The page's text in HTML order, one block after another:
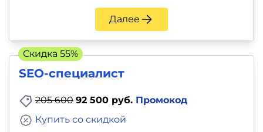
Далее
SEO-специалист
205 600 92 500 руб. Промокод
Купить со скидкой
Скидка 55%